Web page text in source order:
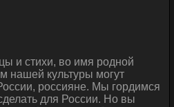
и стихи, во имя родной
нашей культуры могут
россияне. Мы гордимся
для России. Но вы